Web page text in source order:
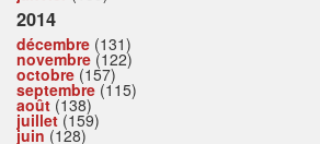
2014
décembre (131)
novembre (122)
octobre (157)
septembre (115)
août (138)
juillet(159)
juin (128)